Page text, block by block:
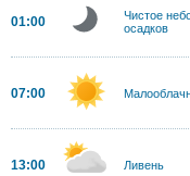
01:00
Чистое
осадков
07:00
13:00 Ливень